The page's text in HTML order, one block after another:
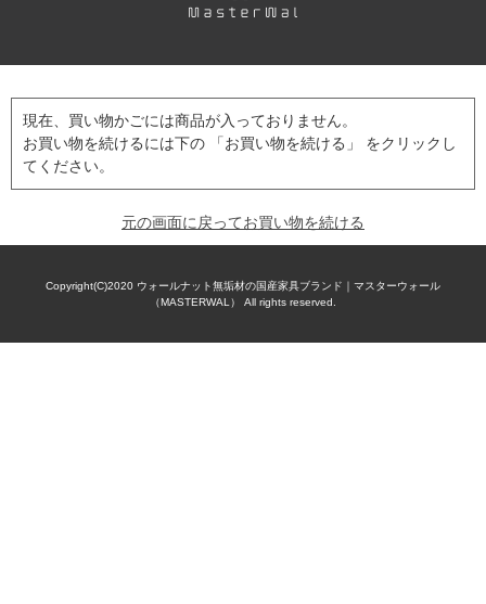
現在、買い物かごには商品が入っておりません。
お買い物を続けるには下の 「お買い物を続ける」 をクリックし
てください。
元の画面に戻ってお買い物を続ける
Copyright(C)2020 ウォールナット無垢材の国産家具ブランド｜マスターウォール
（MASTERWAL） All rights reserved.